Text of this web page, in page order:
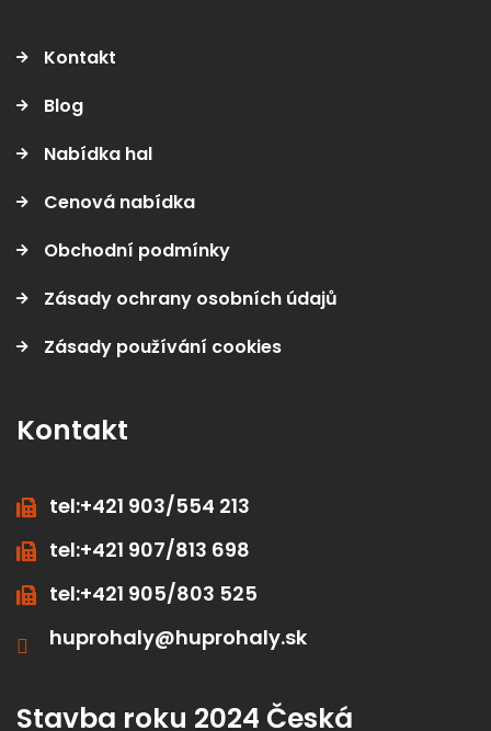
Kontakt
Blog
Nabídka hal
Cenová nabídka
Obchodní podmínky
Zásady ochrany osobních údajů
Zásady používání cookies
Kontakt
tel:+421 903/554 213
tel:+421 907/813 698
tel:+421 905/803 525
huprohaly@huprohaly.sk
Stavba roku 2024 Česká